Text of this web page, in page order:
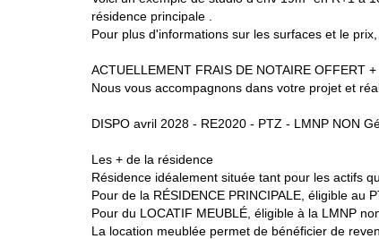
résidence principale .
Pour plus d'informations sur les surfaces et le
ACTUELLEMENT FRAIS DE NOTAIRE OFFERT
Nous vous accompagnons dans votre projet et
DISPO avril 2028 - RE2020 - PTZ - LMNP NON
Les + de la résidence
Résidence idéalement située tant pour les actifs
Pour de la RÉSIDENCE PRINCIPALE, éligible au
Pour du LOCATIF MEUBLÉ, éligible à la LMNP
La location meublée permet de bénéficier de